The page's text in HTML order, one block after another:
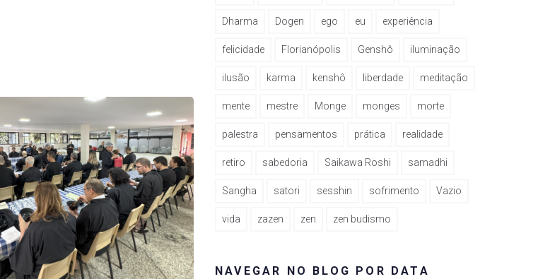
Dharma Dogen ego eu experiência
felicidade Florianópolis Genshô iluminação
ilusão karma kenshô liberdade meditação
mente mestre Monge monges morte
palestra pensamentos prática realidade
retiro sabedoria Saikawa Roshi samadhi
Sangha satori sesshin sofrimento Vazio
vida zazen zen zen budismo
NAVEGAR NO BLOG POR DATA